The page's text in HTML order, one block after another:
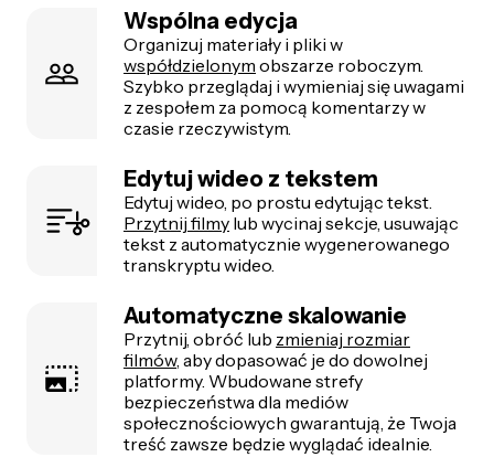
Wspólna edycja
Organizuj materiały i pliki w
współdzielonym obszarze roboczym.
Szybko przeglądaj i wymieniaj się uwagami
z zespołem za pomocą komentarzy w
czasie rzeczywistym.
Edytuj wideo z tekstem
Edytuj wideo, po prostu edytując tekst.
Przytnij filmy lub wycinaj sekcje, usuwając
tekst z automatycznie wygenerowanego
transkryptu wideo.
Automatyczne skalowanie
Przytnij, obróć lub zmieniaj rozmiar
filmów, aby dopasować je do dowolnej
platformy. Wbudowane strefy
bezpieczeństwa dla mediów
społecznościowych gwarantują, że Twoja
treść zawsze będzie wyglądać idealnie.